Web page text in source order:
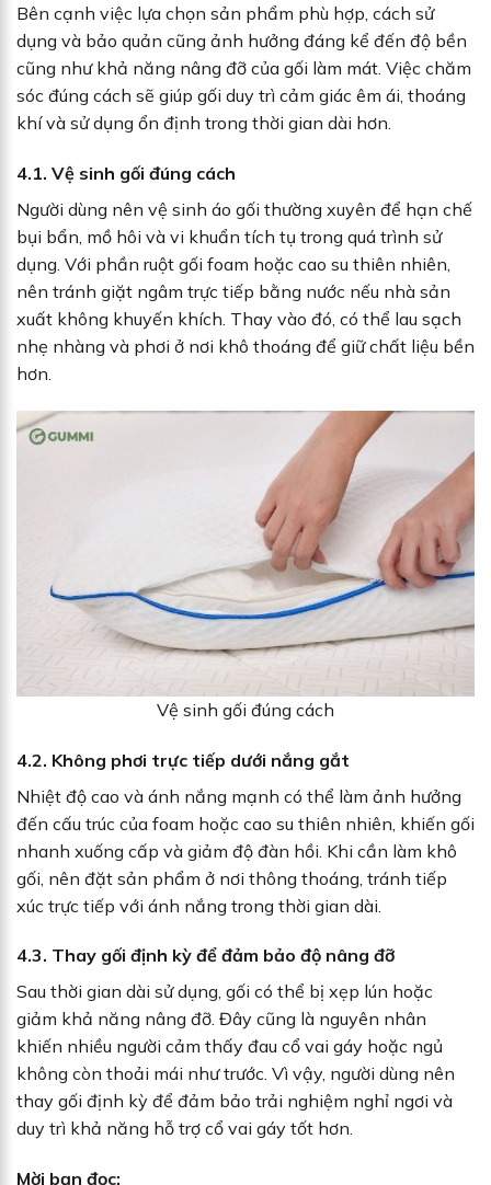
Bên cạnh việc lựa chọn sản phẩm phù hợp, cách sử
dụng và bảo quản cũng ảnh hưởng đáng kể đến độ bền
cũng như khả năng nâng đỡ của gối làm mát. Việc chăm
sóc đúng cách sẽ giúp gối duy trì cảm giác êm ái, thoáng
khí và sử dụng ổn định trong thời gian dài hơn.
4.1. Vệ sinh gối đúng cách
Người dùng nên vệ sinh áo gối thường xuyên để hạn chế
bụi bẩn, mồ hôi và vi khuẩn tích tụ trong quá trình sử
dụng. Với phần ruột gối foam hoặc cao su thiên nhiên,
nên tránh giặt ngâm trực tiếp bằng nước nếu nhà sản
xuất không khuyến khích. Thay vào đó, có thể lau sạch
nhẹ nhàng và phơi ở nơi khô thoáng để giữ chất liệu bền
hơn.
Vệ sinh gối đúng cách
4.2. Không phơi trực tiếp dưới nắng gắt
Nhiệt độ cao và ánh nắng mạnh có thể làm ảnh hưởng
đến cấu trúc của foam hoặc cao su thiên nhiên, khiến gối
nhanh xuống cấp và giảm độ đàn hồi. Khi cần làm khô
gối, nên đặt sản phẩm ở nơi thông thoáng, tránh tiếp
xúc trực tiếp với ánh nắng trong thời gian dài.
4.3. Thay gối định kỳ để đảm bảo độ nâng đỡ
Sau thời gian dài sử dụng, gối có thể bị xẹp lún hoặc
giảm khả năng nâng đỡ. Đây cũng là nguyên nhân
khiến nhiều người cảm thấy đau cổ vai gáy hoặc ngủ
không còn thoải mái như trước. Vì vậy, người dùng nên
thay gối định kỳ để đảm bảo trải nghiệm nghỉ ngơi và
duy trì khả năng hỗ trợ cổ vai gáy tốt hơn.
Mời bạn đọc: